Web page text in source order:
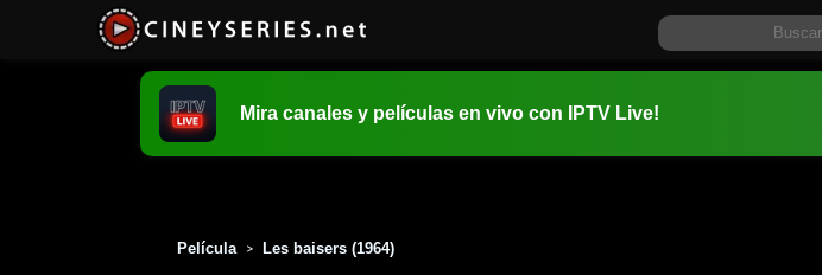
Mira canales y películas en vivo con IPTV Live!
Película > Les baisers (1964)